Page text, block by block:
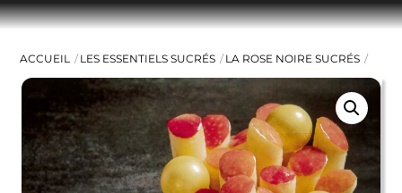
Good
ACCUEIL LES ESSENTIELS SUCRÉS LA ROSE NOIRE SUCRÉS